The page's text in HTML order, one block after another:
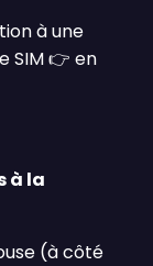
à une
SIM 👉 en
à la
(à côté